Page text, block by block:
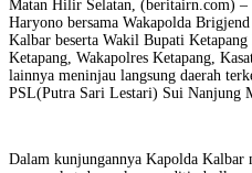
Matan Hilir Selatan, (beritairn.com)
Haryono bersama Wakapolda
Kalbar beserta Wakil Bupati
Ketapang, Wakapolres Ketapang,
lainnya meninjau langsung daerah
PSL(Putra Sari Lestari) Sui Nanjung
Dalam kunjungannya Kapolda Kalbar